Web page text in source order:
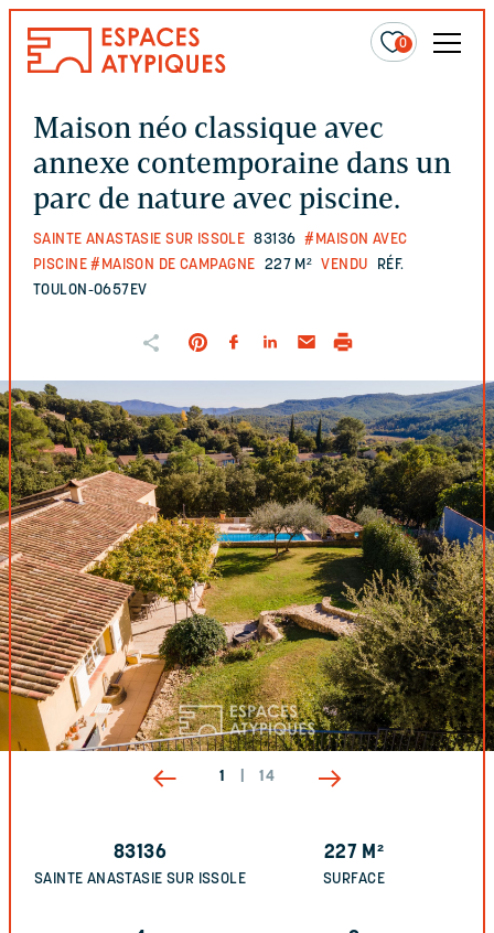
0
Maison néo classique avec
annexe contemporaine dans un
parc de nature avec piscine.
SAINTE ANASTASIE SUR ISSOLE 83136 #MAISON AVEC
PISCINE #MAISON DE CAMPAGNE 227 M² VENDU
RÉF.
TOULON-0657EV
1 14
83136
SAINTE ANASTASIE SUR ISSOLE
227 M²
SURFACE